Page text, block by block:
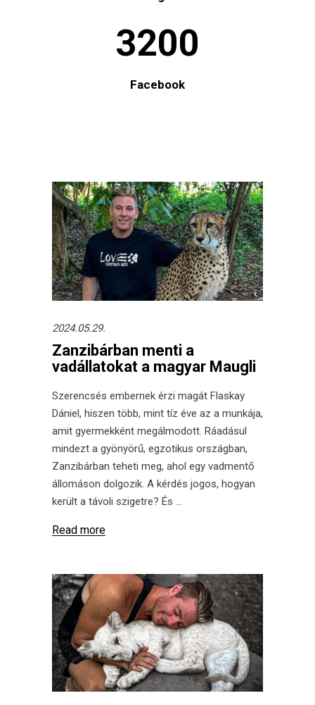
3200
Facebook
2024.05.29.
Zanzibárban menti a
vadállatokat a magyar Maugli
Szerencsés embernek érzi magát Flaskay
Dániel, hiszen több, mint tíz éve az a munkája,
amit gyermekként megálmodott. Ráadásul
mindezt a gyönyörű, egzotikus országban,
Zanzibárban teheti meg, ahol egy vadmentő
állomáson dolgozik. A kérdés jogos, hogyan
került a távoli szigetre? És
Read more